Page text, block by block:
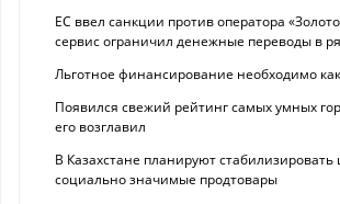
ЕС ввел санкции против оператора
сервис ограничил денежные переводы в
Льготное финансирование необходимо
Появился свежий рейтинг самых умных
его возглавил
В Казахстане планируют
социально значимые продтовары